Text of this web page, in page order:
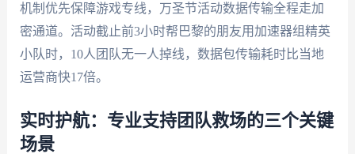
机制优先保障游戏专线，万圣节活动数据传输全程走加
密通道。活动截止前3小时帮巴黎的朋友用加速器组精英
小队时，10人团队无一人掉线，数据包传输耗时比当地
运营商快17倍。
实时护航：专业支持团队救场的三个关键
场景